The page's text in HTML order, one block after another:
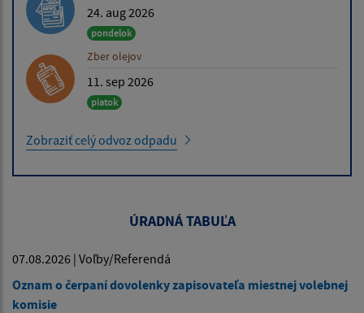
24. aug 2026
pondelok
Zber olejov
11. sep 2026
piatok
Zobraziť celý odvoz odpadu
ÚRADNÁ TABUĽA
07.08.2026 | Voľby/Referendá
Oznam o čerpaní dovolenky zapisovateľa miestnej volebnej
komisie